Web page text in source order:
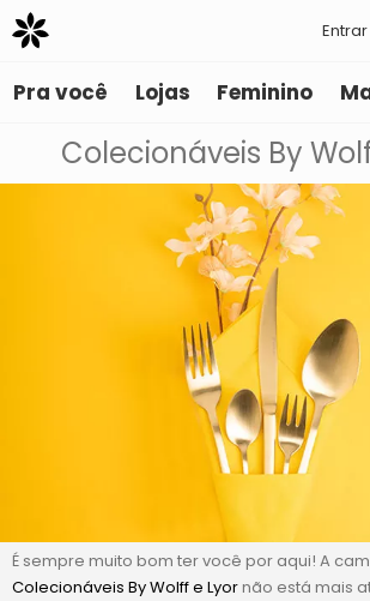
Entrar
Pra você Lojas Feminino
Colecionáveis By
É sempre muito bom ter você por aqui! A
Colecionáveis By Wolff e Lyornão está mais